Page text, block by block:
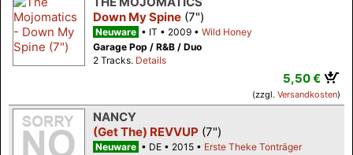
Down My Spine (7")
Neuware IT 2009
Wild Honey
Garage Pop / R&B / Duo
2 Tracks. Details
5,50 €
(zzgl. Versandkosten)
NANCY
(Get The) REVVUP (7")
Neuware DE 2015
Erste Theke Tonträger